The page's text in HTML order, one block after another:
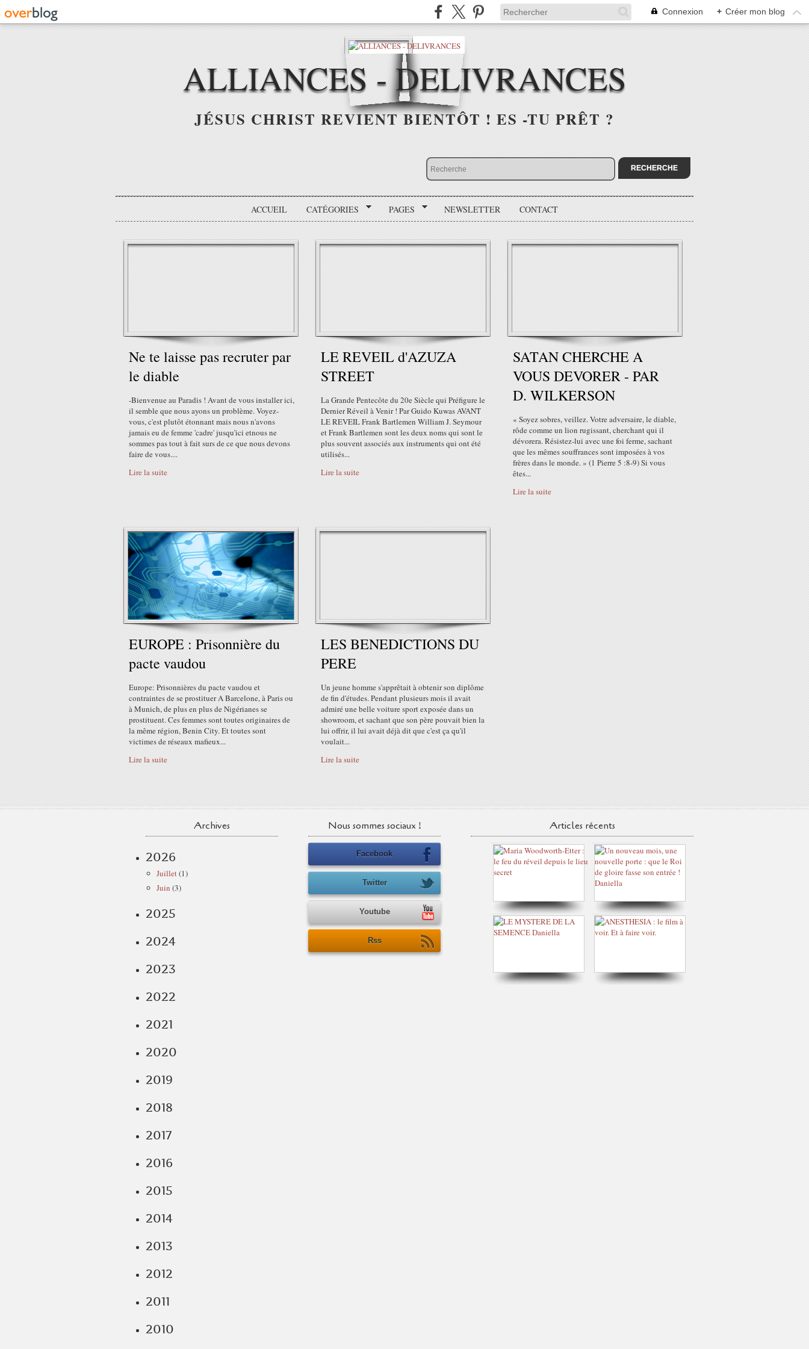
Connexion + Créer mon blog
ALLIANCES - DELIVRANCES
JÉSUS CHRIST REVIENT BIENTÔT ! ES -TU PRÊT ?
ACCUEIL CATÉGORIES PAGES NEWSLETTER CONTACT
Ne te laisse pas recruter par
le diable
-Bienvenue au Paradis ! Avant de vous installer ici,
il semble que nous ayons un problème. Voyez-
vous, c'est plutôt étonnant mais nous n'avons
jamais eu de femme 'cadre' jusqu'ici etnous ne
sommes pas tout à fait surs de ce que nous devons
faire de vous....
Lire la suite
LE REVEIL d'AZUZA
STREET
La Grande Pentecôte du 20e Siècle qui Préfigure le
Dernier Réveil à Venir ! Par Guido Kuwas AVANT
LE REVEIL Frank Bartlemen William J. Seymour
et Frank Bartlemen sont les deux noms qui sont le
plus souvent associés aux instruments qui ont été
utilisés...
Lire la suite
SATAN CHERCHE A
VOUS DEVORER - PAR
D. WILKERSON
« Soyez sobres, veillez. Votre adversaire, le diable,
rôde comme un lion rugissant, cherchant qui il
dévorera. Résistez-lui avec une foi ferme, sachant
que les mêmes souffrances sont imposées à vos
frères dans le monde. » (1 Pierre 5 :8-9) Si vous
êtes...
Lire la suite
EUROPE : Prisonnière du
pacte vaudou
Europe: Prisonnières du pacte vaudou et
contraintes de se prostituer A Barcelone, à Paris ou
à Munich, de plus en plus de Nigérianes se
prostituent. Ces femmes sont toutes originaires de
la même région, Benin City. Et toutes sont
victimes de réseaux mafieux...
Lire la suite
LES BENEDICTIONS DU
PERE
Un jeune homme s'apprêtait à obtenir son diplôme
de fin d'études. Pendant plusieurs mois il avait
admiré une belle voiture sport exposée dans un
showroom, et sachant que son père pouvait bien la
lui offrir, il lui avait déjà dit que c'est ça qu'il
voulait...
Lire la suite
Archives
2026
Juillet(1)
Juin (3)
2025
2024
2023
2022
2021
2020
2019
2018
2017
2016
2015
2014
2013
2012
2011
2010
Nous sommes sociaux !
Facebook
Twitter
Youtube
Rss
Articles récents